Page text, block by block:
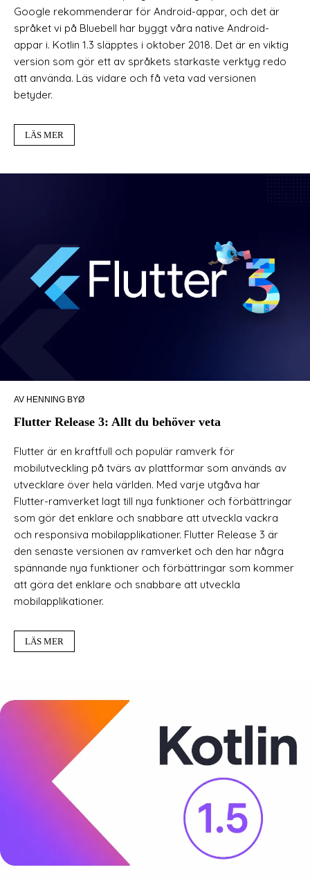
Google rekommenderar för Android-appar, och det är
språket vi på Bluebell har byggt våra native Android-
appar i. Kotlin 1.3 släpptes i oktober 2018. Det är en viktig
version som gör ett av språkets starkaste verktyg redo
att använda. Läs vidare och få veta vad versionen
betyder.
LÄS MER
AV HENNING BYØ
Flutter Release 3: Allt du behöver veta
Flutter är en kraftfull och populär ramverk för
mobilutveckling på tvärs av plattformar som används av
utvecklare över hela världen. Med varje utgåva har
Flutter-ramverket lagt till nya funktioner och förbättringar
som gör det enklare och snabbare att utveckla vackra
och responsiva mobilapplikationer. Flutter Release 3 är
den senaste versionen av ramverket och den har några
spännande nya funktioner och förbättringar som kommer
att göra det enklare och snabbare att utveckla
mobilapplikationer.
LÄS MER